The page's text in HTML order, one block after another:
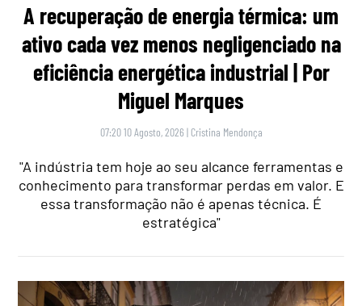
A recuperação de energia térmica: um
ativo cada vez menos negligenciado na
eficiência energética industrial | Por
Miguel Marques
07:20 10 Agosto, 2026 | Cristina Mendonça
"A indústria tem hoje ao seu alcance ferramentas e
conhecimento para transformar perdas em valor. E
essa transformação não é apenas técnica. É
estratégica"